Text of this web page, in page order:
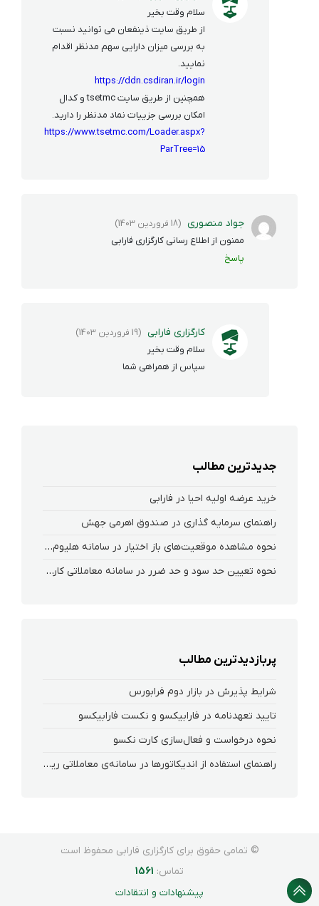
سلام وقت بخیر
از طریق سایت ذینفعان می توانید نسبت
به بررسی میزان دارایی سهم مدنظر اقدام
نمایید.
https://ddn.csdiran.ir/login
همچنین از طریق سایت tsetmc و کدال
امکان بررسی جزییات نماد مدنظر را دارید.
https://www.tsetmc.com/Loader.aspx?
ParTree=15
جواد منصوری (18 فروردین 1403)
ممنون از اطلاع رسانی کارگزاری فارابی
پاسخ
کارگزاری فارابی (19 فروردین 1403)
سلام وقت بخیر
سپاس از همراهی شما
جدیدترین مطالب
خرید عرضه اولیه احیا در فارابی
راهنمای سرمایه گذاری در صندوق اهرمی جهش
نحوه‌ مشاهده‌ موقعیت‌های باز اختیار در سامانه هلیوم و نکست
نحوه تعیین حد سود و حد ضرر در سامانه معاملاتی کارگزاری فارابی
پربازدیدترین مطالب
شرایط پذیرش در بازار دوم فرابورس
تایید تعهدنامه در فارابیکسو و نکست فارابیکسو
نحوه درخواست و فعال‌سازی کارت نکسو
راهنمای استفاده از اندیکاتورها در سامانه‌ی معاملاتی ریواس
© تمامی حقوق برای کارگزاری فارابی محفوظ است
تماس: 1561
پیشنهادات و انتقادات